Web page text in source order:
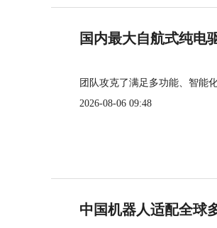
国内最大自航式纯电
团队攻克了满足多功能、智能
2026-08-06 09:48
中国机器人适配全球